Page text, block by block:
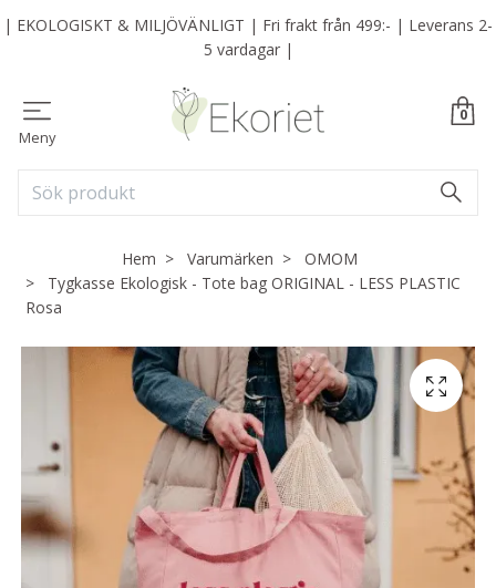
| EKOLOGISKT & MILJÖVÄNLIGT | Fri frakt från 499:- | Leverans 2-
5 vardagar |
Meny
0
Hem Varumärken
OMOM
Tygkasse Ekologisk - Tote bag ORIGINAL - LESS PLASTIC
Rosa